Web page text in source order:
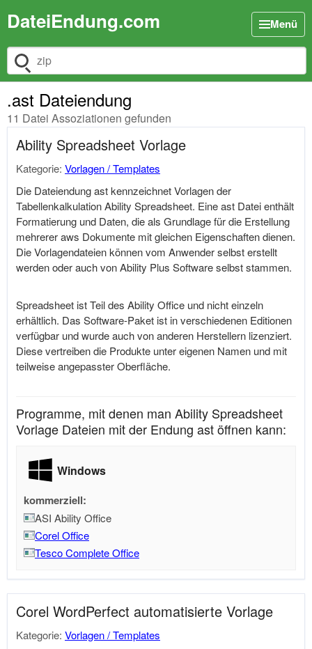
DateiEndung.com Menü
Dateiendung suchen
.ast Dateiendung
11 Datei Assoziationen gefunden
Ability Spreadsheet Vorlage
Kategorie: Vorlagen / Templates
Die Dateiendung ast kennzeichnet Vorlagen der
Tabellenkalkulation Ability Spreadsheet. Eine ast Datei enthält
Formatierung und Daten, die als Grundlage für die Erstellung
mehrerer aws Dokumente mit gleichen Eigenschaften dienen.
Die Vorlagendateien können vom Anwender selbst erstellt
werden oder auch von Ability Plus Software selbst stammen.
Spreadsheet ist Teil des Ability Office und nicht einzeln
erhältlich. Das Software-Paket ist in verschiedenen Editionen
verfügbar und wurde auch von anderen Herstellern lizenziert.
Diese vertreiben die Produkte unter eigenen Namen und mit
teilweise angepasster Oberfläche.
Programme, mit denen man Ability Spreadsheet
Vorlage Dateien mit der Endung ast öffnen kann:
Windows
kommerziell:
ASI Ability Office
Corel Office
Tesco Complete Office
Corel WordPerfect automatisierte Vorlage
Kategorie: Vorlagen / Templates